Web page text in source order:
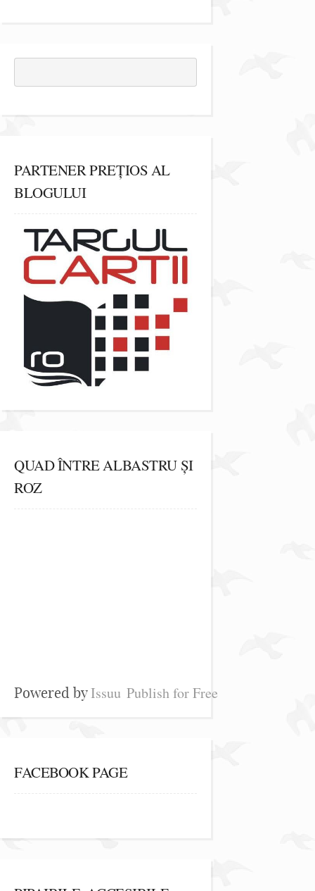
PARTENER PREȚIOS AL
BLOGULUI
QUAD ÎNTRE ALBASTRU ȘI
ROZ
Powered byIssuu Publish for Free
FACEBOOK PAGE